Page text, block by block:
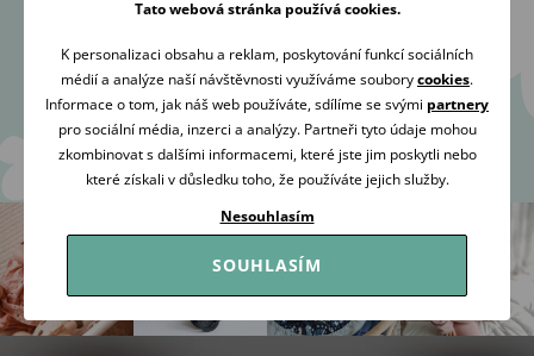
Přihlásit se
Souhlasím sezpracováním osobních údajůza účelem zaslání
newsletteru.
Tato webová stránka používá cookies.
K personalizaci obsahu a reklam, poskytování funkcí sociálních
médií a analýze naší návštěvnosti využíváme souborycookies.
Informace o tom, jak náš web používáte, sdílíme se svými partnery
pro sociální média, inzerci a analýzy. Partneři tyto údaje mohou
zkombinovat s dalšími informacemi, které jste jim poskytli nebo
které získali v důsledku toho, že používáte jejich služby.
Nesouhlasím
SOUHLASÍM